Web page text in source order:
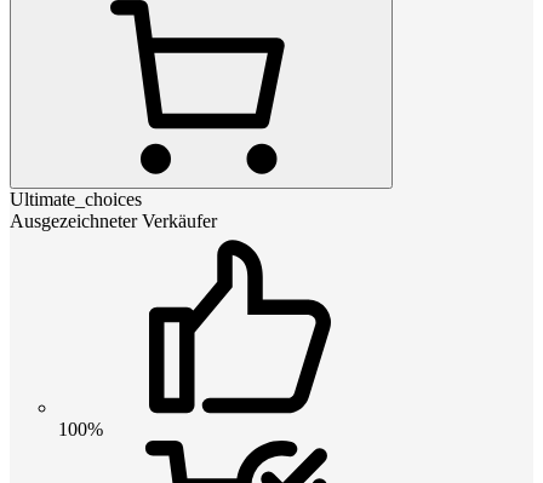
Ultimate_choices
Ausgezeichneter Verkäufer
100%